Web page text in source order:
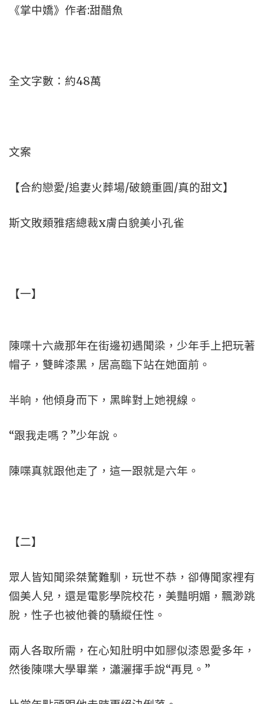
《掌中嬌》作者:甜醋魚
全文字數：約48萬
文案
【合約戀愛/追妻火葬場/破鏡重圓/真的甜文】
斯文敗類雅痞總裁x膚白貌美小孔雀
【一】
陳喋十六歲那年在街邊初遇聞梁，少年手上把玩著
帽子，雙眸漆黑，居高臨下站在她面前。
半晌，他傾身而下，黑眸對上她視線。
“跟我走嗎？”少年說。
陳喋真就跟他走了，這一跟就是六年。
【二】
眾人皆知聞梁桀驁難馴，玩世不恭，卻傳聞家裡有
個美人兒，還是電影學院校花，美豔明媚，飄渺跳
脫，性子也被他養的驕縱任性。
兩人各取所需，在心知肚明中如膠似漆恩愛多年，
然後陳喋大學畢業，瀟灑揮手說“再見。”